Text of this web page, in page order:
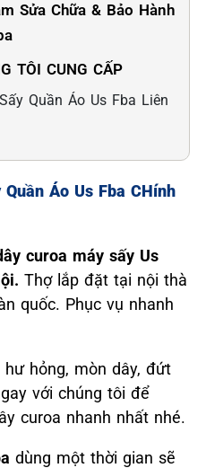
Sửa Chữa & Bảo Hành
TÔI CUNG CẤP
Quần Áo Us Fba Liên
Áo Us Fba CHính
curoa máy sấy Us
Thợ lắp đặt tại nội thà
quốc. Phục vụ nhanh
hỏng, mòn dây, đứt
với chúng tôi để
curoa nhanh nhất nhé.
dùng một thời gian sẽ